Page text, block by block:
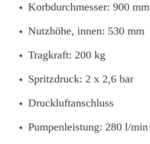
Korbdurchmesser: 900 mm
Nutzhöhe, innen: 530 mm
Tragkraft: 200 kg
Spritzdruck: 2 x 2,6 bar
Druckluftanschluss
Pumpenleistung: 280 l/min